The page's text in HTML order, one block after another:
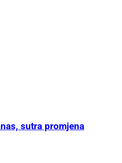
sutra promjena